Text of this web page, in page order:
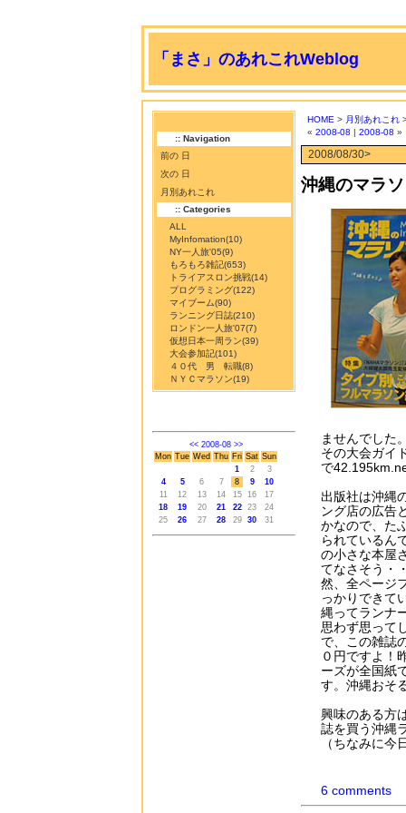
「まさ」のあれこれWeblog
:: Navigation
前の 日
次の 日
月別あれこれ
:: Categories
ALL
MyInfomation(10)
NY一人旅'05(9)
もろもろ雑記(653)
トライアスロン挑戦(14)
プログラミング(122)
マイブーム(90)
ランニング日誌(210)
ロンドン一人旅'07(7)
仮想日本一周ラン(39)
大会参加記(101)
４０代 男 転職(8)
ＮＹＣマラソン(19)
<< 2008-08 >>
Mon Tue Wed Thu Fri Sat Sun
1
2
3
4
5 6 7 8 9
10
11
12 13 14 15 16
17
18
19 20 21 22 23
24
25
26 27 28 29 30 31
HOME > 月別あれこれ
« 2008-08 | 2008-08 »
2008/08/30>
沖縄のマラ
ませんでした
その大会ガイ
で
出版社は沖縄
ング店の広告
かなので、た
られているん
の小さな本屋
てなさそう・
然、全ページ
っかりできて
縄ってランナ
思わず思って
で、この雑誌
０円ですよ！
ーズが全国紙
す。沖縄おそ
興味のある方
誌を買う沖縄
（ちなみに
6 comments